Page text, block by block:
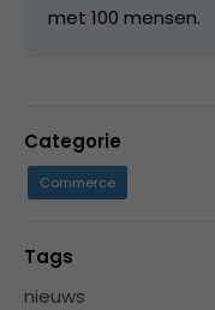
met 100 mensen.
Categorie
Commerce
Tags
nieuws